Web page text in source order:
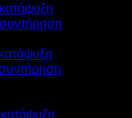
συντήρηση